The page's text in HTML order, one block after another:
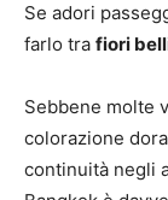
Se adori
farlo tra fiori
Sebbene molte
colorazione
continuità negli